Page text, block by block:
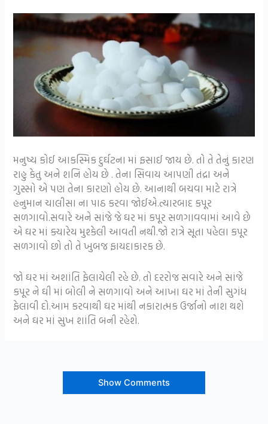
મનુષ્ય કોઈ આકસ્મિક દુર્ઘટના માં ફસાઈ જાય છે. તો તે તેનું કારણ
રાહુ કેતુ અને શનિ હોય છે . તેના સિવાય આપણી તંદ્રા અને
ગુસ્સો એ પણ તેના કારણો હોય છે. આનાથી બચવા માટે રાત્રે
હનુમાન ચાલીસા ના પાઠ કરવા જોઈએ.ત્યારબાદ કપૂર
સળગાવો.સવારે અને સાંજે જે ઘર માં કપૂર સળગાવવામાં આવે છે
એ ઘર માં ક્યારેય મુશ્કેલી આવતી નથી.જો રાત્રે સૂતા પહેલા કપૂર
સળગાવો છો તો તે ખુબજ ફાયદાકારક છે.
જો ઘર માં અશાંતિ ફેલાયેલી રહે છે. તો દરરોજ સવારે અને સાંજે
કપૂર ને ઘી માં બોલી ને સળગાવો અને આખા ઘર માં તેની સુગંધ
ફેલાવી દો.આમ કરવાથી ઘર માંથી નકારાત્મક ઉર્જાનો નાશ થશે
અને ઘર માં સુખ શાંતિ બની રહેશે.
Show Comments